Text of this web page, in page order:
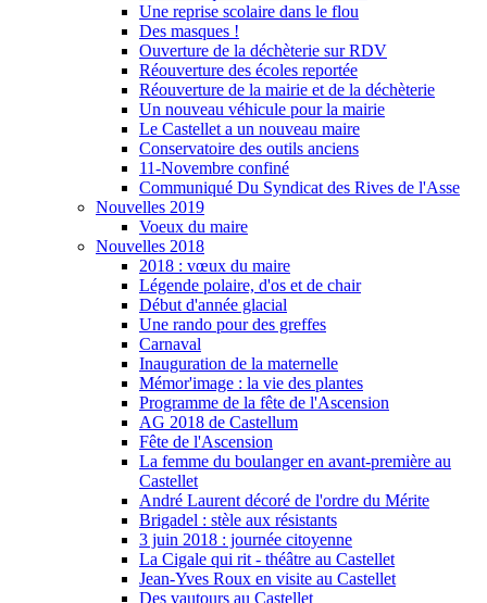
Une reprise scolaire dans le flou
Des masques !
Ouverture de la déchèterie sur RDV
Réouverture des écoles reportée
Réouverture de la mairie et de la déchèterie
Un nouveau véhicule pour la mairie
Le Castellet a un nouveau maire
Conservatoire des outils anciens
11-Novembre confiné
Communiqué Du Syndicat des Rives de l'Asse
Nouvelles 2019
Voeux du maire
Nouvelles 2018
2018 : vœux du maire
Légende polaire, d'os et de chair
Début d'année glacial
Une rando pour des greffes
Carnaval
Inauguration de la maternelle
Mémor'image : la vie des plantes
Programme de la fête de l'Ascension
AG 2018 de Castellum
Fête de l'Ascension
La femme du boulanger en avant-première au
Castellet
André Laurent décoré de l'ordre du Mérite
Brigadel : stèle aux résistants
3 juin 2018 : journée citoyenne
La Cigale qui rit - théâtre au Castellet
Jean-Yves Roux en visite au Castellet
Des vautours au Castellet